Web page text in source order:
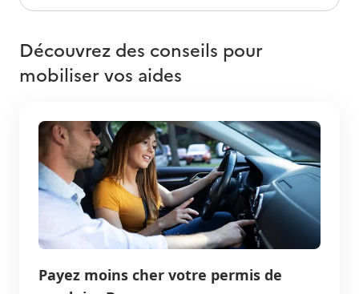
Découvrez des conseils pour
mobiliser vos aides
Payez moins cher votre permis de